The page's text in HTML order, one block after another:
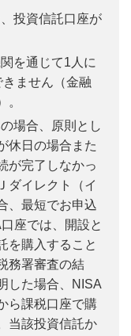
投資信託口座が
を通じて1人に
ません（金融
。
場合、原則とし
休日の場合また
が完了しなかっ
ダイレクト（イ
、最短でお申込
座では、開設と
を購入すること
務署審査の結
した場合、NISA
ら課税口座で購
当該投資信託か